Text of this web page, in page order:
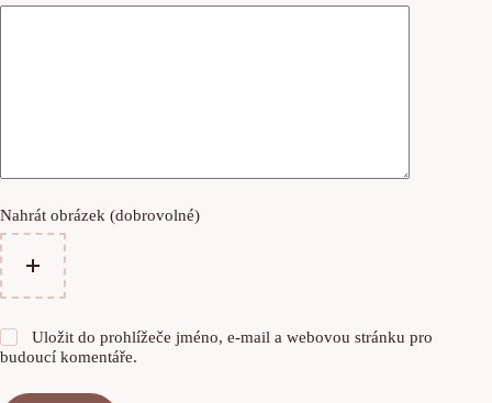
Nahrát obrázek (dobrovolné)
Uložit do prohlížeče jméno, e-mail a webovou stránku pro
budoucí komentáře.